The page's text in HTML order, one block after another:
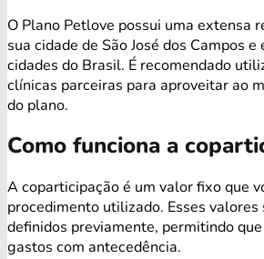
O Plano Petlove possui uma extensa
sua cidade de São José dos Campos
cidades do Brasil. É recomendado
clínicas parceiras para aproveitar ao
do plano.
Como funciona a
A coparticipação é um valor fixo que
procedimento utilizado. Esses
definidos previamente, permitindo
gastos com antecedência.